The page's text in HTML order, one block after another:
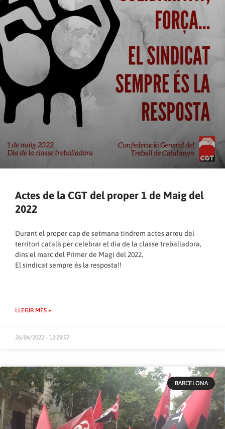
Actes de la CGT del proper 1 de Maig del
2022
Durant el proper cap de setmana tindrem actes arreu del
territori català per celebrar el dia de la classe treballadora,
dins el marc del Primer de Magi del 2022.
El sindicat sempre és la resposta!!
LLEGIR MÉS »
26/04/2022 - 12:29:57
BARCELONA